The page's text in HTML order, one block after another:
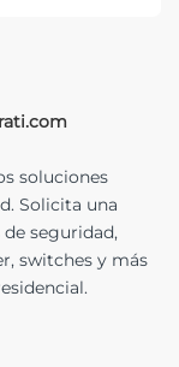
soluciones
Solicita una
seguridad,
switches y más